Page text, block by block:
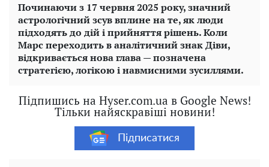
Починаючи з 17 червня 2025 року, значний
астрологічний зсув вплине на те, як люди
підходять до дій і прийняття рішень. Коли
Марс переходить в аналітичний знак Діви,
відкривається нова глава — позначена
стратегією, логікою і навмисними зусиллями.
Підпишись на Hyser.com.ua в Google News!
Тільки найяскравіші новини!
Підписатися